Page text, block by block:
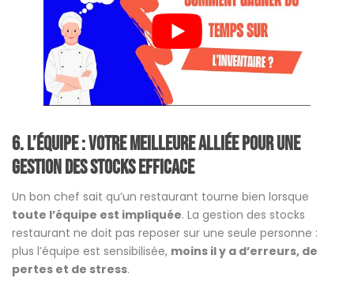
6. L’équipe : votre meilleure alliée pour une
gestion des stocks efficace
Un bon chef sait qu’un restaurant tourne bien lorsque
toute l’équipe est impliquée. La gestion des stocks
restaurant ne doit pas reposer sur une seule personne :
plus l’équipe est sensibilisée, moins il y a d’erreurs, de
pertes et de stress.